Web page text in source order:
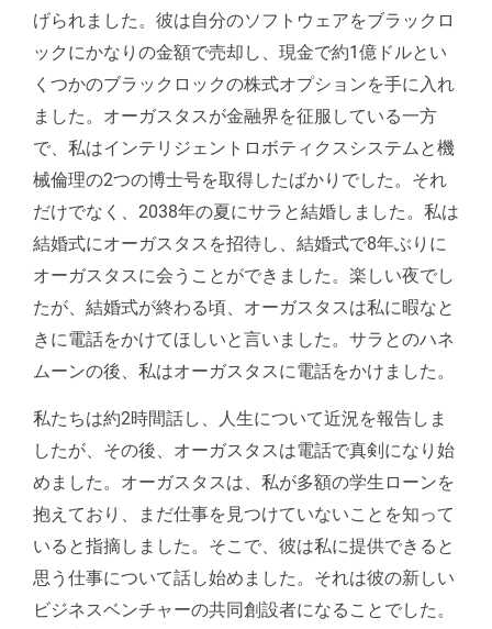
げられました。彼は自分のソフトウェアをブラックロ
ックにかなりの金額で売却し、現金で約1億ドルとい
くつかのブラックロックの株式オプションを手に入れ
ました。オーガスタスが金融界を征服している一方
で、私はインテリジェントロボティクスシステムと機
械倫理の2つの博士号を取得したばかりでした。それ
だけでなく、2038年の夏にサラと結婚しました。私は
結婚式にオーガスタスを招待し、結婚式で8年ぶりに
オーガスタスに会うことができました。楽しい夜でし
たが、結婚式が終わる頃、オーガスタスは私に暇なと
きに電話をかけてほしいと言いました。サラとのハネ
ムーンの後、私はオーガスタスに電話をかけました。
私たちは約2時間話し、人生について近況を報告しま
したが、その後、オーガスタスは電話で真剣になり始
めました。オーガスタスは、私が多額の学生ローンを
抱えており、まだ仕事を見つけていないことを知って
いると指摘しました。そこで、彼は私に提供できると
思う仕事について話し始めました。それは彼の新しい
ビジネスベンチャーの共同創設者になることでした。